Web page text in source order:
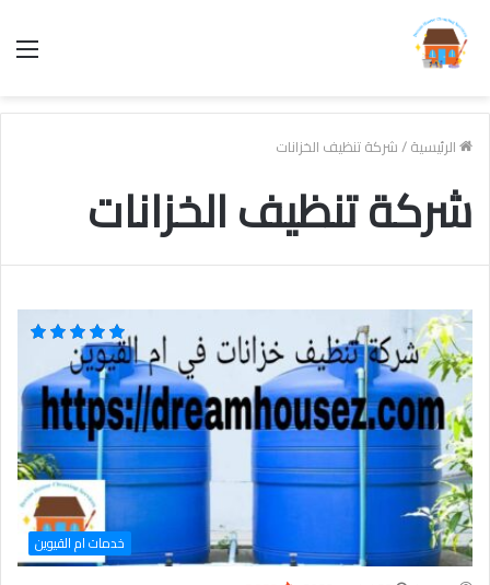
الرئيسية/شركة تنظيف الخزانات
شركة تنظيف الخزانات
خدمات ام القيوين